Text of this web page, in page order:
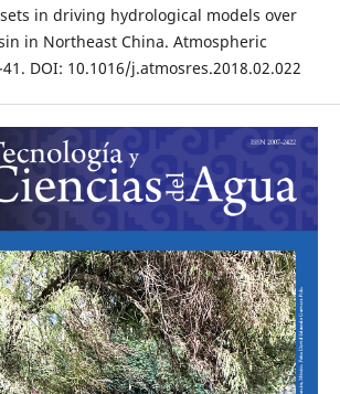
in driving hydrological models over
in Northeast China. Atmospheric
DOI: 10.1016/j.atmosres.2018.02.022